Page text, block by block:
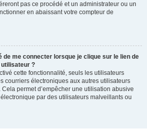
pas ce procédé et un administrateur ou un
en abaissant votre compteur de
de me connecter lorsque je clique sur le lien de
utilisateur ?
cette fonctionnalité, seuls les utilisateurs
courriers électroniques aux autres utilisateurs
permet d’empêcher une utilisation abusive
par des utilisateurs malveillants ou